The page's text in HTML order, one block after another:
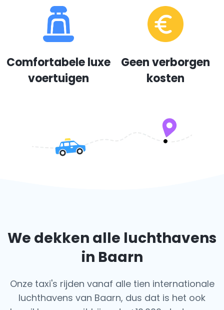
Comfortabele luxe
voertuigen
Geen verborgen
kosten
We dekken alle luchthavens
in Baarn
Onze taxi's rijden vanaf alle tien internationale
luchthavens van Baarn, dus dat is het ook